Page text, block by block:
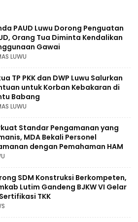
PAUD Luwu Dorong Penguatan
Orang Tua Diminta Kendalikan
Gawai
LUWU
TP PKK dan DWP Luwu Salurkan
untuk Korban Kebakaran di
Babang
LUWU
Standar Pengamanan yang
MDA Bekali Personel
dengan Pemahaman HAM
SDM Konstruksi Berkompeten,
Lutim Gandeng BJKW VI Gelar
TKK